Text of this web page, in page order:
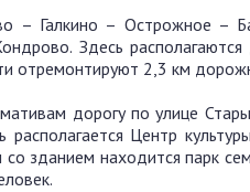
– Галкино – Острожное –
Здесь
отремонтируют 2,3 км
дорогу по улице
располагается Центр
зданием находится парк